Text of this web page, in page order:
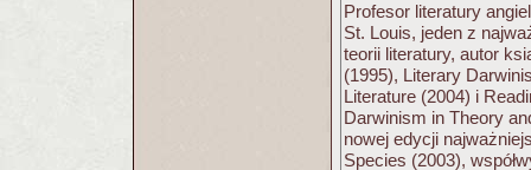
Profesor literatury
St. Louis, jeden z
teorii literatury, autor
(1995), Literary
Literature (2004) i
Darwinism in Theory
nowej edycji
Species (2003),